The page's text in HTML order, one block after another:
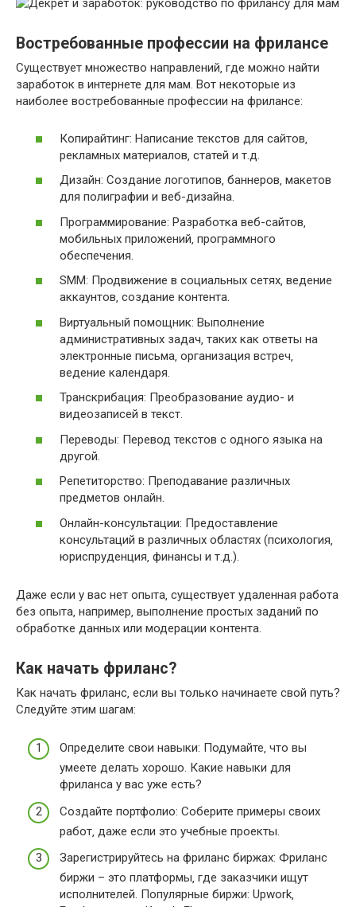
Востребованные профессии на фрилансе
Существует множество направлений‚ где можно найти
заработок в интернете для мам. Вот некоторые из
наиболее востребованные профессии на фрилансе:
Копирайтинг: Написание текстов для сайтов‚
рекламных материалов‚ статей и т.д.
Дизайн: Создание логотипов‚ баннеров‚ макетов
для полиграфии и веб-дизайна.
Программирование: Разработка веб-сайтов‚
мобильных приложений‚ программного
обеспечения.
SMM: Продвижение в социальных сетях‚ ведение
аккаунтов‚ создание контента.
Виртуальный помощник: Выполнение
административных задач‚ таких как ответы на
электронные письма‚ организация встреч‚
ведение календаря.
Транскрибация: Преобразование аудио- и
видеозаписей в текст.
Переводы: Перевод текстов с одного языка на
другой.
Репетиторство: Преподавание различных
предметов онлайн.
Онлайн-консультации: Предоставление
консультаций в различных областях (психология‚
юриспруденция‚ финансы и т.д.).
Даже если у вас нет опыта‚ существует удаленная работа
без опыта‚ например‚ выполнение простых заданий по
обработке данных или модерации контента.
Как начать фриланс?
Как начать фриланс‚ если вы только начинаете свой путь?
Следуйте этим шагам:
Определите свои навыки: Подумайте‚ что вы
умеете делать хорошо. Какие навыки для
фриланса у вас уже есть?
Создайте портфолио: Соберите примеры своих
работ‚ даже если это учебные проекты.
Зарегистрируйтесь на фриланс биржах: Фриланс
биржи – это платформы‚ где заказчики ищут
исполнителей. Популярные биржи: Upwork‚